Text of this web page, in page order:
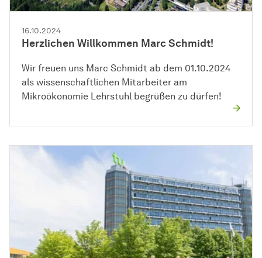
16.10.2024
Herzlichen Willkommen Marc Schmidt!
Wir freuen uns Marc Schmidt ab dem 01.10.2024
als wissenschaftlichen Mitarbeiter am
Mikroökonomie Lehrstuhl begrüßen zu dürfen!